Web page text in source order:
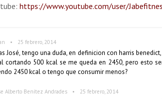
https://www.youtube.com/user/
• 25 febrero, 2014
José, tengo una duda, en definicion con harris
cortando 500 kcal se me queda en 2450, pero esto
2450 kcal o tengo que consumir menos?
Alberto Benítez Andrades • 25 febrero, 2014